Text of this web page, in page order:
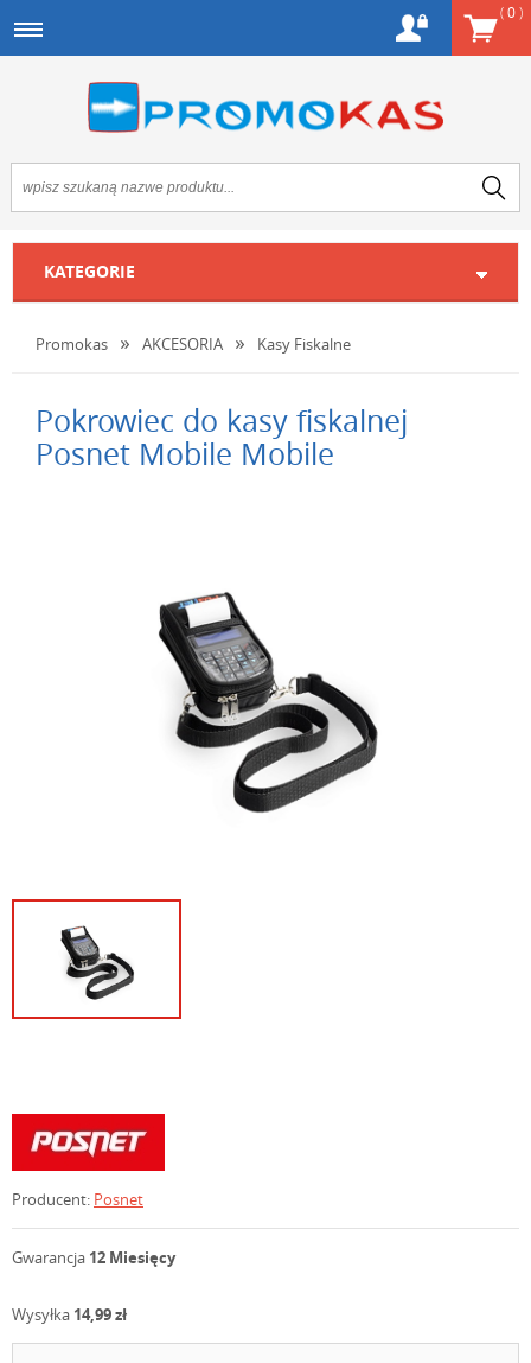
(0)
KATEGORIE
Promokas AKCESORIA Kasy Fiskalne
Pokrowiec do kasy fiskalnej
Posnet Mobile Mobile
Producent: Posnet
Gwarancja 12 Miesięcy
Wysyłka 14,99 zł